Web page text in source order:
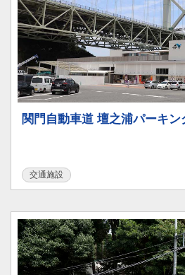
関門自動車道 壇之浦パーキン
交通施設